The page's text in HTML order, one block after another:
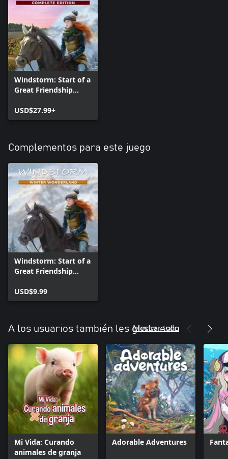
Windstorm: Start of a
Great Friendship
Complete Edition
USD$27.99+
Complementos para este juego
Windstorm: Start of a
Great Friendship
Wonderland
USD$9.99
A los usuarios también les gusta esto
Mostrar todo
Mi Vida: Curando
animales de granja
Adorable Adventures